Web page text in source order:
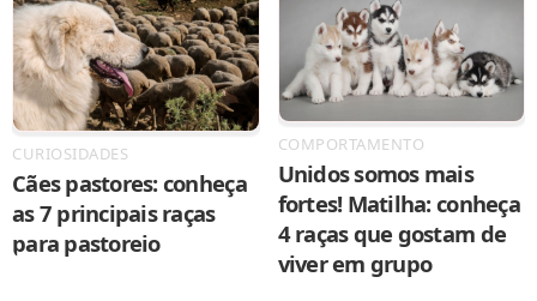
CURIOSIDADES
Cães pastores: conheça
as 7 principais raças
para pastoreio
COMPORTAMENTO
Unidos somos mais
fortes! Matilha: conheça
4 raças que gostam de
viver em grupo